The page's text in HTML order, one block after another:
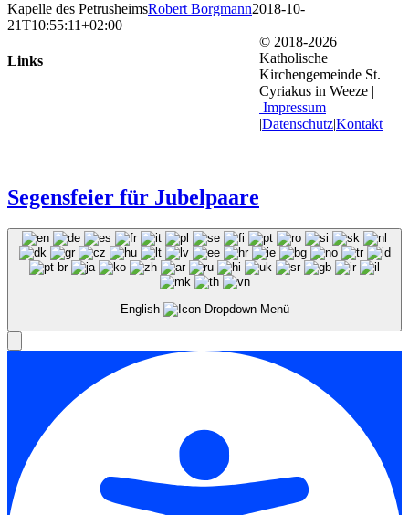
Kapelle des PetrusheimsRobert Borgmann2018-10-
21T10:55:11+02:00
Links
Segensfeier für Jubelpaare
© 2018-2026
Katholische
Kirchengemeinde St.
Cyriakus in Weeze |
Impressum
|Datenschutz|Kontakt
English